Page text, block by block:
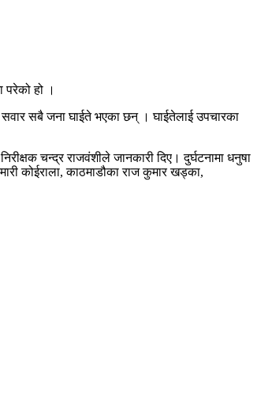
परेको हो ।
सबै जना घाईते भएका छन् । घाईतेलाई उपचारका
चन्द्र राजवंशीले जानकारी दिए। दुर्घटनामा धनुषा
कोईराला, काठमाडौका राज कुमार खड्का,